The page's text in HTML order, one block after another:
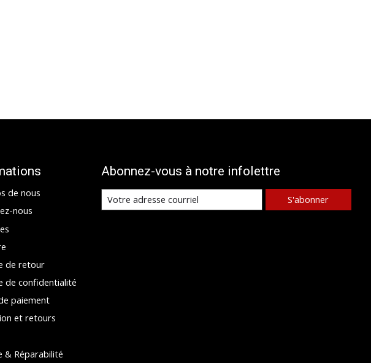
de nous
nous
de retour
de confidentialité
paiement
et retours
& Réparabilité
Abonnez-vous à notre infolettre
S'abonner